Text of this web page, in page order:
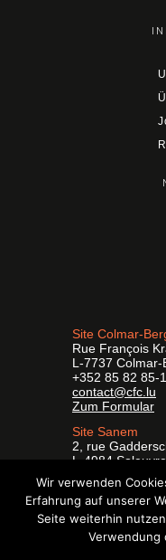
Site Colmar-
Rue François
L-7737 Colmar-
+352 85 82 85-1
contact@cfc.lu
Zum Formular
Site Sanem
2, rue
L-4984 Soleuvre
+352 26 59 25-1
formpro@cfc.lu
Zum Formular
Wir verwenden
Erfahrung auf unserer
Seite weiterhin
Verwendung